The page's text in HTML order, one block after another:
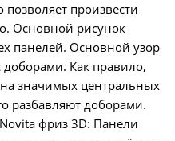
произвести
Основной рисунок
панелей. Основной узор
доборами. Как правило,
значимых центральных
разбавляют доборами.
фриз 3D: Панели